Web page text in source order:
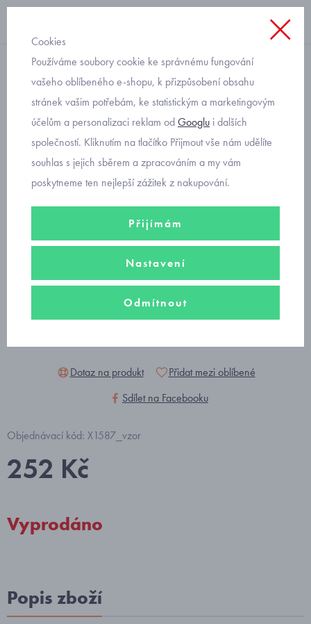
boxerky
bavlněné trenýrky volné
Spoltex velikost 176
Dotaz na produkt
Přidat mezi oblíbené
Sdílet na Facebooku
Objednávací kód: X1587_vzor
252 Kč
Vyprodáno
Popis zboží
Cookies
Používáme soubory cookie ke správnému fungování
vašeho oblíbeného e-shopu, k přizpůsobení obsahu
stránek vašim potřebám, ke statistickým a marketingovým
účelům a personalizaci reklam odGooglu i dalších
společností. Kliknutím na tlačítko Přijmout vše nám udělíte
souhlas s jejich sběrem a zpracováním a my vám
poskytneme ten nejlepší zážitek z nakupování.
Přijímám
Nastavení
Odmítnout